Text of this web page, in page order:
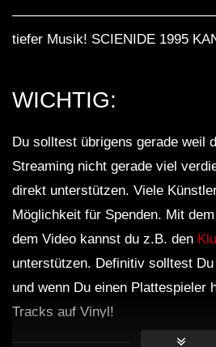
————————————————
tiefer Musik! SCIENIDE 1995
WICHTIG:
Du solltest übrigens gerade weil
Streaming nicht gerade viel
direkt unterstützen. Viele
Möglichkeit für Spenden. Mit
dem Video kannst du z.B. den
unterstützen. Definitiv solltest
und wenn Du einen Plattespieler
Tracks auf Vinyl!